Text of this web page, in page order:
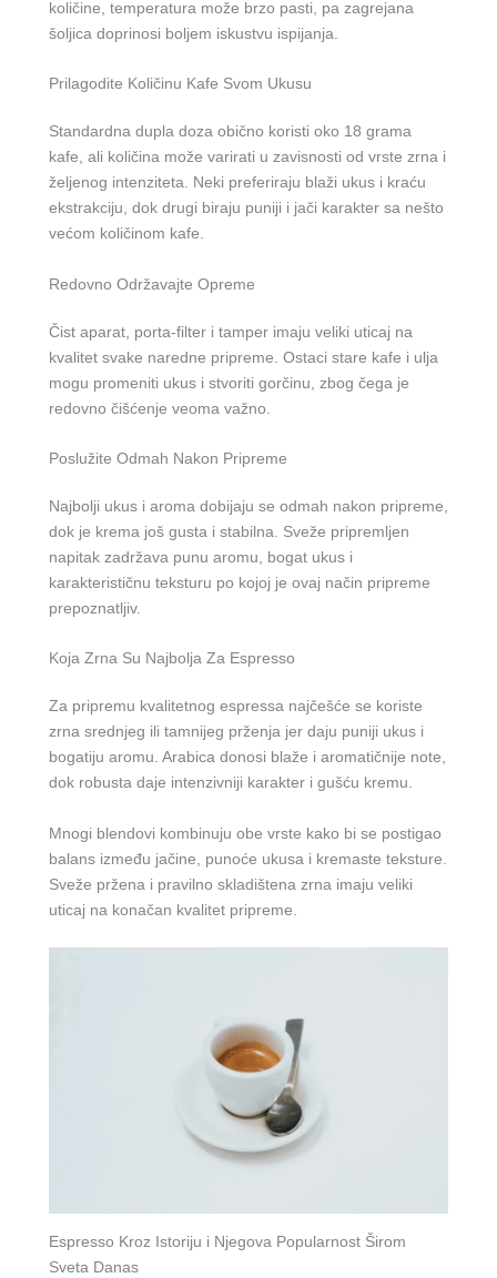
količine, temperatura može brzo pasti, pa zagrejana
šoljica doprinosi boljem iskustvu ispijanja.
Prilagodite Količinu Kafe Svom Ukusu
Standardna dupla doza obično koristi oko 18 grama
kafe, ali količina može varirati u zavisnosti od vrste zrna i
željenog intenziteta. Neki preferiraju blaži ukus i kraću
ekstrakciju, dok drugi biraju puniji i jači karakter sa nešto
većom količinom kafe.
Redovno Održavajte Opreme
Čist aparat, porta-filter i tamper imaju veliki uticaj na
kvalitet svake naredne pripreme. Ostaci stare kafe i ulja
mogu promeniti ukus i stvoriti gorčinu, zbog čega je
redovno čišćenje veoma važno.
Poslužite Odmah Nakon Pripreme
Najbolji ukus i aroma dobijaju se odmah nakon pripreme,
dok je krema još gusta i stabilna. Sveže pripremljen
napitak zadržava punu aromu, bogat ukus i
karakterističnu teksturu po kojoj je ovaj način pripreme
prepoznatljiv.
Koja Zrna Su Najbolja Za Espresso
Za pripremu kvalitetnog espressa najčešće se koriste
zrna srednjeg ili tamnijeg prženja jer daju puniji ukus i
bogatiju aromu. Arabica donosi blaže i aromatičnije note,
dok robusta daje intenzivniji karakter i gušću kremu.
Mnogi blendovi kombinuju obe vrste kako bi se postigao
balans između jačine, punoće ukusa i kremaste teksture.
Sveže pržena i pravilno skladištena zrna imaju veliki
uticaj na konačan kvalitet pripreme.
Espresso Kroz Istoriju i Njegova Popularnost Širom
Sveta Danas